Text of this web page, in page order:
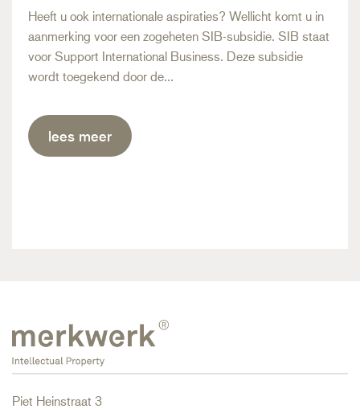
Heeft u ook internationale aspiraties? Wellicht komt u in
aanmerking voor een zogeheten SIB-subsidie. SIB staat
voor Support International Business. Deze subsidie
wordt toegekend door de…
lees meer
Piet Heinstraat 3